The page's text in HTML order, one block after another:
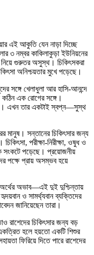
এই আকুতি যেন নাড়া দিচ্ছে
৩ নম্বর কাকিলাকুড়া ইউনিয়নের
নিয়ে গুরুতর অসুস্থ। চিকিৎসকরা
অনিশ্চয়তার মুখে পড়েছে।
সঙ্গে খেলাধুলা আর হাসি-আনন্দে
এক রোগের সঙ্গে।
এখন তার একটাই স্বপ্ন—সুস্থ
মানুষ। সন্তানের চিকিৎসার জন্য
পরীক্ষা-নিরীক্ষা, ওষুধ ও
সংকটে পড়েছে। প্রয়োজনীয়
পক্ষে প্রায় অসম্ভব হয়ে
অভাব—এই দুই দুশ্চিন্তায়
ও সামর্থ্যবান ব্যক্তিদের
জানিয়েছেন তারা।
রাশেদের চিকিৎসার জন্য বড়
হলে হয়তো একটি শিশুর
ফিরিয়ে দিতে পারে রাশেদের